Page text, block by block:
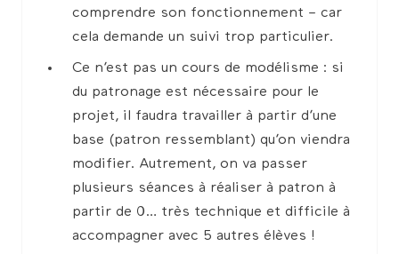
comprendre son fonctionnement – car
cela demande un suivi trop particulier.
Ce n’est pas un cours de modélisme : si
du patronage est nécessaire pour le
projet, il faudra travailler à partir d’une
base (patron ressemblant) qu’on viendra
modifier. Autrement, on va passer
plusieurs séances à réaliser à patron à
partir de 0… très technique et difficile à
accompagner avec 5 autres élèves !